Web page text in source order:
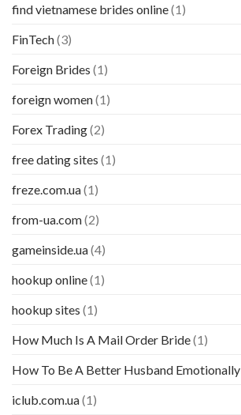
find vietnamese brides online(1)
FinTech(3)
Foreign Brides (1)
foreign women(1)
Forex Trading(2)
free dating sites (1)
freze.com.ua(1)
from-ua.com(2)
gameinside.ua(4)
hookup online(1)
hookup sites (1)
How Much Is A Mail Order Bride(1)
How To Be A Better Husband Emotionally
iclub.com.ua(1)